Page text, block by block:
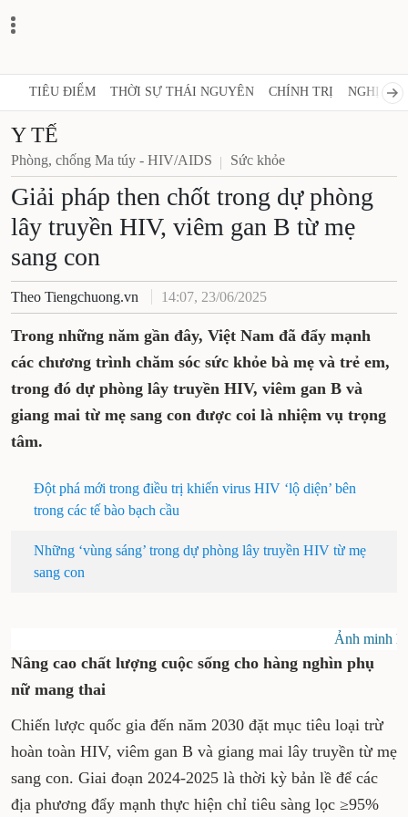
TIÊU ĐIỂM THỜI SỰ THÁI NGUYÊN CHÍNH TRỊ NGHỊ
Y TẾ
Phòng, chống Ma túy - HIV/AIDS Sức khỏe
Giải pháp then chốt trong dự phòng
lây truyền HIV, viêm gan B từ mẹ
sang con
Theo Tiengchuong.vn 14:07, 23/06/2025
Trong những năm gần đây, Việt Nam đã đẩy mạnh
các chương trình chăm sóc sức khỏe bà mẹ và trẻ em,
trong đó dự phòng lây truyền HIV, viêm gan B và
giang mai từ mẹ sang con được coi là nhiệm vụ trọng
tâm.
Đột phá mới trong điều trị khiến virus HIV ‘lộ diện’ bên
trong các tế bào bạch cầu
Những ‘vùng sáng’ trong dự phòng lây truyền HIV từ mẹ
sang con
Ảnh minh
Nâng cao chất lượng cuộc sống cho hàng nghìn phụ
nữ mang thai
Chiến lược quốc gia đến năm 2030 đặt mục tiêu loại trừ
hoàn toàn HIV, viêm gan B và giang mai lây truyền từ mẹ
sang con. Giai đoạn 2024-2025 là thời kỳ bản lề để các
địa phương đẩy mạnh thực hiện chỉ tiêu sàng lọc ≥95%